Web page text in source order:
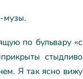
музы.
по бульвару «с
стыдливо
Я так ясно вижу